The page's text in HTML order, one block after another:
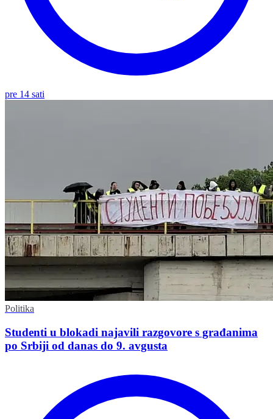
pre 14 sati
Politika
Studenti u blokadi najavili razgovore s građanima
po Srbiji od danas do 9. avgusta